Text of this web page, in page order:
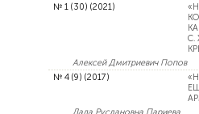
№ 1 (30) (2021)
С.
Алексей Дмитриевич Попов
№ 4 (9) (2017)
Лада Руслановна Париева